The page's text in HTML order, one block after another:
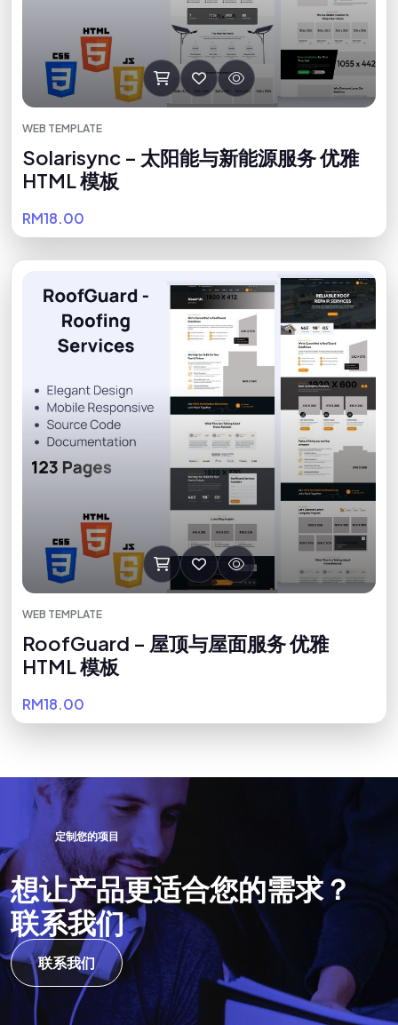
WEB TEMPLATE
Solarisync – 太阳能与新能源服务 优雅
HTML 模板
RM18.00
WEB TEMPLATE
RoofGuard – 屋顶与屋面服务 优雅
HTML 模板
RM18.00
定制您的项目
想让产品更适合您的需求 ？
联系我们
联系我们